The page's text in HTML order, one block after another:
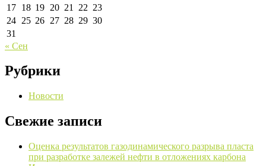
17 18 19 20 21 22 23
24 25 26 27 28 29 30
31
« Сен
Рубрики
Новости
Свежие записи
Оценка результатов газодинамического разрыва пласта
при разработке залежей нефти в отложениях карбона